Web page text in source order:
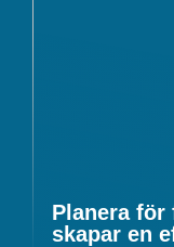
Planera för
skapar en